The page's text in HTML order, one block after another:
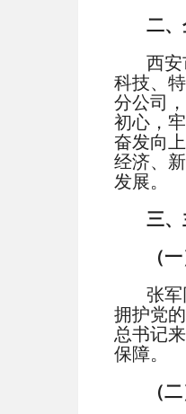
二
西
科技、
分公司
初心，
奋发向
经济、
发展。
三
（
张
拥护党
总书记
保障。
（